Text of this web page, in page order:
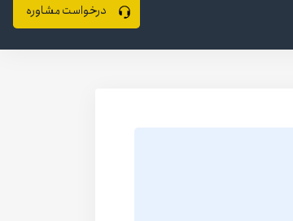
درخواست مشاوره